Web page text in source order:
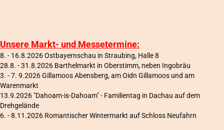
Unsere Markt- und Messetermine:
8. - 16.8.2026 Ostbayernschau in Straubing, Halle 8
28.8. - 31.8.2026 Barthelmarkt in Oberstimm, neben Ingobräu
3. - 7. 9.2026 Gillamoos Abensberg, am Oidn Gillamoos und am
Warenmarkt
13.9.2026 "Dahoam-is-Dahoam" - Familientag in Dachau auf dem
Drehgelände
6. - 8.11.2026 Romantischer Wintermarkt auf Schloss Neufahrn